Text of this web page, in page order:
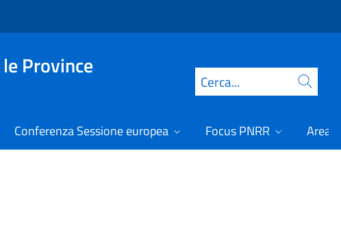
Province
Cerca
Conferenza Sessione europea Focus PNRR Area